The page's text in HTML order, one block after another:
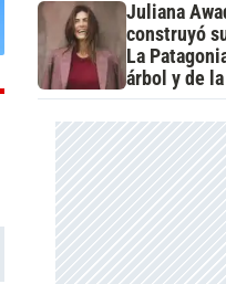
Juliana
construyó
La
árbol y de